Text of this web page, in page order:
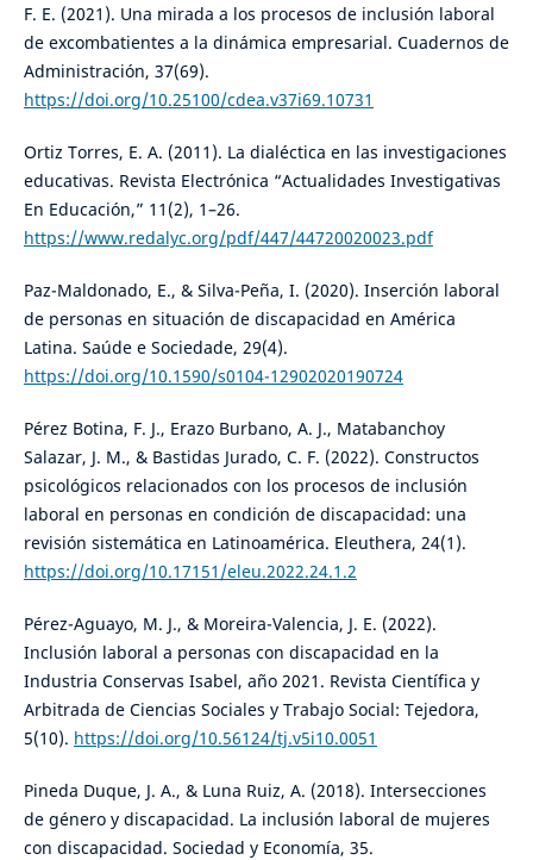
F. E. (2021). Una mirada a los procesos de inclusión laboral
de excombatientes a la dinámica empresarial. Cuadernos de
Administración, 37(69).
https://doi.org/10.25100/cdea.v37i69.10731
Ortiz Torres, E. A. (2011). La dialéctica en las investigaciones
educativas. Revista Electrónica “Actualidades Investigativas
En Educación,” 11(2), 1–26.
https://www.redalyc.org/pdf/447/44720020023.pdf
Paz-Maldonado, E., & Silva-Peña, I. (2020). Inserción laboral
de personas en situación de discapacidad en América
Latina. Saúde e Sociedade, 29(4).
https://doi.org/10.1590/s0104-12902020190724
Pérez Botina, F. J., Erazo Burbano, A. J., Matabanchoy
Salazar, J. M., & Bastidas Jurado, C. F. (2022). Constructos
psicológicos relacionados con los procesos de inclusión
laboral en personas en condición de discapacidad: una
revisión sistemática en Latinoamérica. Eleuthera, 24(1).
https://doi.org/10.17151/eleu.2022.24.1.2
Pérez-Aguayo, M. J., & Moreira-Valencia, J. E. (2022).
Inclusión laboral a personas con discapacidad en la
Industria Conservas Isabel, año 2021. Revista Científica y
Arbitrada de Ciencias Sociales y Trabajo Social: Tejedora,
5(10). https://doi.org/10.56124/tj.v5i10.0051
Pineda Duque, J. A., & Luna Ruiz, A. (2018). Intersecciones
de género y discapacidad. La inclusión laboral de mujeres
con discapacidad. Sociedad y Economía, 35.